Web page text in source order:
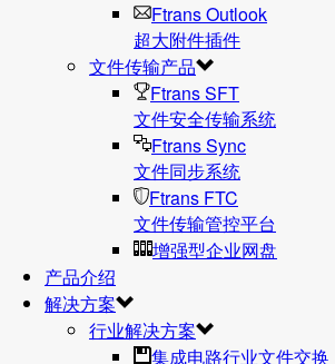
Ftrans Outlook
超大附件插件
文件传输产品
Ftrans SFT
文件安全传输系统
Ftrans Sync
文件同步系统
Ftrans FTC
文件传输管控平台
增强型企业网盘
产品介绍
解决方案
行业解决方案
集成电路行业文件交换